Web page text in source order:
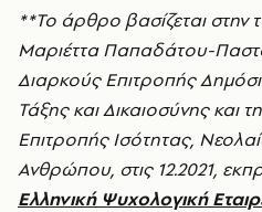
**Το άρθρο βασίζεται στην
Μαριέττα Παπαδάτου-
Διαρκούς Επιτροπής
Τάξης και Δικαιοσύνης και
Επιτροπής Ισότητας,
Ανθρώπου, στις 12.2021,
Ελληνική Ψυχολογική